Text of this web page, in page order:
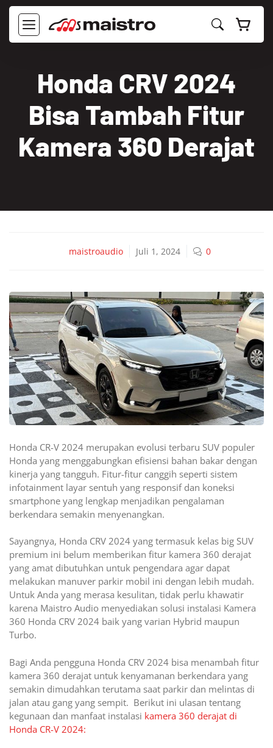
Langsung
MENU
Honda CRV 2024
Bisa Tambah Fitur
Kamera 360 Derajat
maistroaudio Juli 1, 2024 0
Honda CR-V 2024 merupakan evolusi terbaru SUV populer
Honda yang menggabungkan efisiensi bahan bakar dengan
kinerja yang tangguh. Fitur-fitur canggih seperti sistem
infotainment layar sentuh yang responsif dan koneksi
smartphone yang lengkap menjadikan pengalaman
berkendara semakin menyenangkan.
Sayangnya, Honda CRV 2024 yang termasuk kelas big SUV
premium ini belum memberikan fitur kamera 360 derajat
yang amat dibutuhkan untuk pengendara agar dapat
melakukan manuver parkir mobil ini dengan lebih mudah.
Untuk Anda yang merasa kesulitan, tidak perlu khawatir
karena Maistro Audio menyediakan solusi instalasi Kamera
360 Honda CRV 2024 baik yang varian Hybrid maupun
Turbo.
Bagi Anda pengguna Honda CRV 2024 bisa menambah fitur
kamera 360 derajat untuk kenyamanan berkendara yang
semakin dimudahkan terutama saat parkir dan melintas di
jalan atau gang yang sempit. Berikut ini ulasan tentang
kegunaan dan manfaat instalasi kamera 360 derajat di
Honda CR-V 2024: